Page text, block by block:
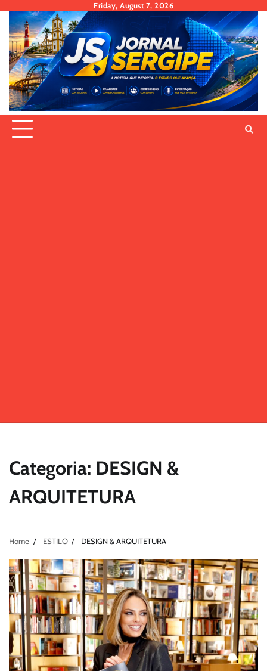
content
Friday, August 7, 2026
Categoria: DESIGN &
ARQUITETURA
Home ESTILO DESIGN & ARQUITETURA